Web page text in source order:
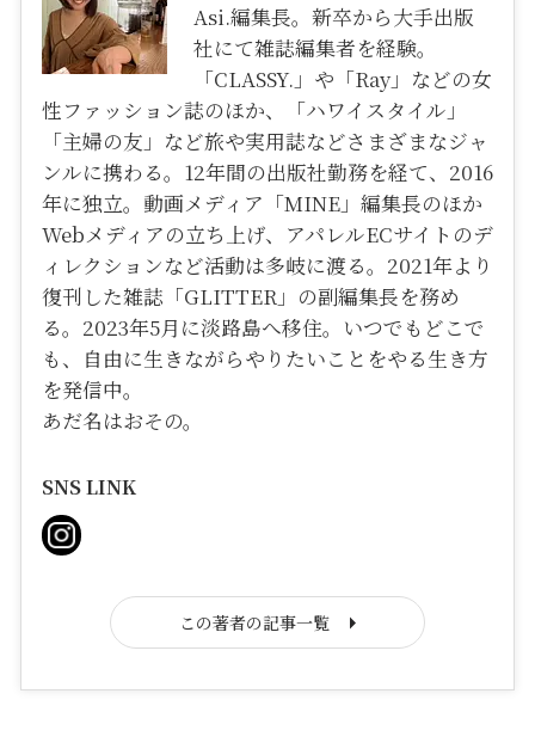
Asi.編集長。新卒から大手出版
社にて雑誌編集者を経験。
「CLASSY.」や「Ray」などの女
性ファッション誌のほか、「ハワイスタイル」
「主婦の友」など旅や実用誌などさまざまなジャ
ンルに携わる。12年間の出版社勤務を経て、2016
年に独立。動画メディア「MINE」編集長のほか
Webメディアの立ち上げ、アパレルECサイトのデ
ィレクションなど活動は多岐に渡る。2021年より
復刊した雑誌「GLITTER」の副編集長を務め
る。2023年5月に淡路島へ移住。いつでもどこで
も、自由に生きながらやりたいことをやる生き方
を発信中。
あだ名はおその。
SNS LINK
この著者の記事一覧